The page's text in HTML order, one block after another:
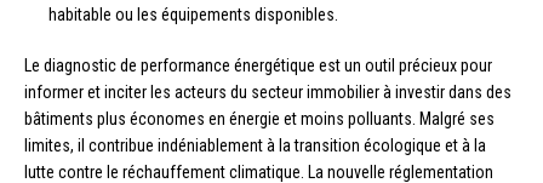
habitable ou les équipements disponibles.
Le diagnostic de performance énergétique est un outil précieux pour
informer et inciter les acteurs du secteur immobilier à investir dans des
bâtiments plus économes en énergie et moins polluants. Malgré ses
limites, il contribue indéniablement à la transition écologique et à la
lutte contre le réchauffement climatique. La nouvelle réglementation